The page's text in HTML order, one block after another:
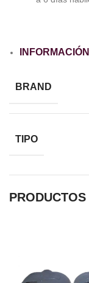
BRAND
TIPO